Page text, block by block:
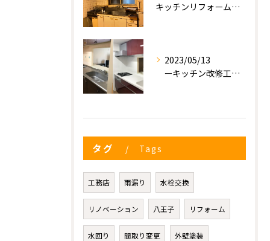
キッチンリフォーム工事
2023/05/13
ーキッチン改修工事ー
タグ Tags
工務店 雨漏り 水栓交換
リノベーション 八王子 リフォーム
水回り 間取り変更 外壁塗装